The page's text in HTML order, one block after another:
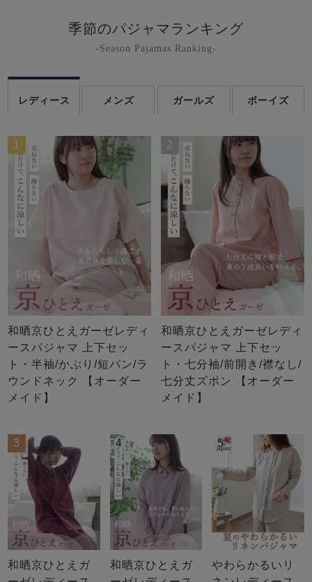
季節のパジャマランキング
-Season Pajamas Ranking-
レディース メンズ ガールズ ボーイズ
1
和晒京ひとえガーゼレディ
ースパジャマ 上下セッ
ト・半袖/かぶり/短パン/ラ
ウンドネック 【オーダー
メイド】
2
和晒京ひとえガーゼレディ
ースパジャマ 上下セッ
ト・七分袖/前開き/襟なし/
七分丈ズボン 【オーダー
メイド】
3
和晒京ひとえガ
4
和晒京ひとえガ
5
やわらかるいリ